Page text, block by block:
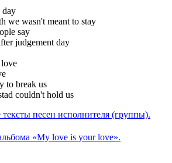
day
we wasn't meant to stay
say
judgement day
to break us
couldn't hold us
песен исполнителя (группы).
«My love is your love».